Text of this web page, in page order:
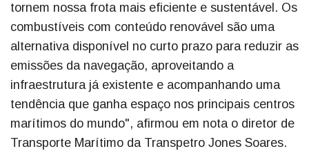
tornem nossa frota mais eficiente e sustentável. Os
combustíveis com conteúdo renovável são uma
alternativa disponível no curto prazo para reduzir as
emissões da navegação, aproveitando a
infraestrutura já existente e acompanhando uma
tendência que ganha espaço nos principais centros
marítimos do mundo", afirmou em nota o diretor de
Transporte Marítimo da Transpetro Jones Soares.